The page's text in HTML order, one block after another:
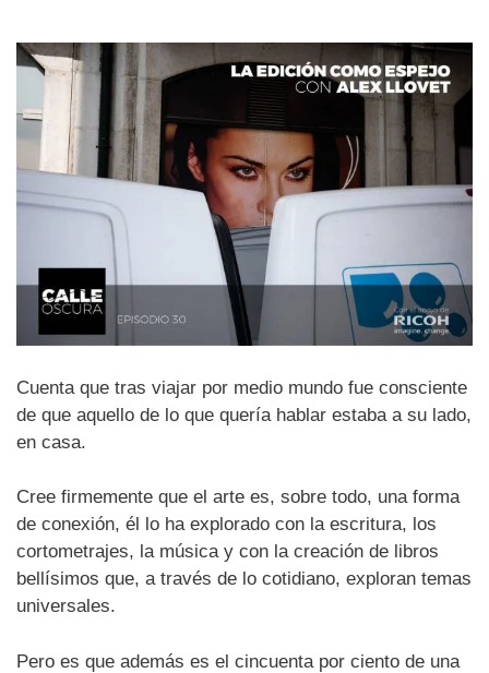
Cuenta que tras viajar por medio mundo fue consciente
de que aquello de lo que quería hablar estaba a su lado,
en casa.
Cree firmemente que el arte es, sobre todo, una forma
de conexión, él lo ha explorado con la escritura, los
cortometrajes, la música y con la creación de libros
bellísimos que, a través de lo cotidiano, exploran temas
universales.
Pero es que además es el cincuenta por ciento de una